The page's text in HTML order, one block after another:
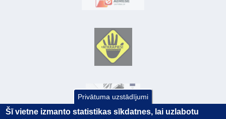
Privātuma uzstādījumi
Šī vietne izmanto statistikas sīkdatnes, lai uzlabotu